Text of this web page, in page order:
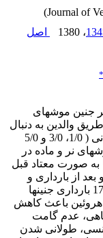
، 1380
اصل
*
جنین موشهای
والدین به دنبال
افزایش تدریجی غلظت هروئین در آب آشامیدنی ( 1/0، 3/0 و 5/0
نر و ماده در
به صورت معتاد قبل
بعد از بارداری و
نرها در گروههای سالم و معتاد بودند. در روز 17 بارداری جنینها
هروئین باعث کاهش
عدم گامت
طولانی شدن